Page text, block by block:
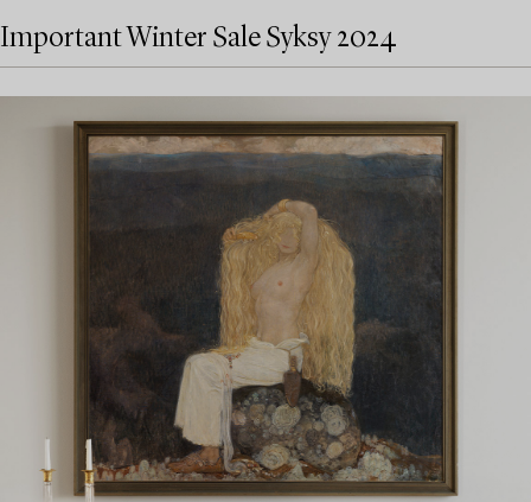
Important Winter Sale Syksy 2024